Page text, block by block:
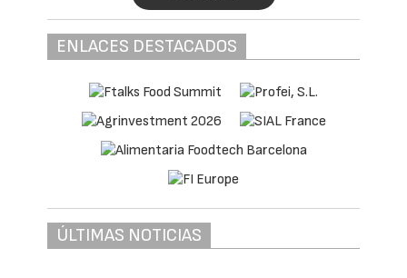
ENLACES DESTACADOS
ÚLTIMAS NOTICIAS